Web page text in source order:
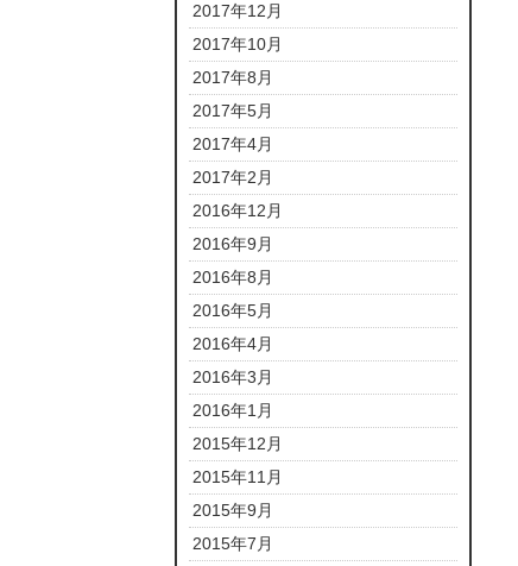
2017年12月
2017年10月
2017年8月
2017年5月
2017年4月
2017年2月
2016年12月
2016年9月
2016年8月
2016年5月
2016年4月
2016年3月
2016年1月
2015年12月
2015年11月
2015年9月
2015年7月